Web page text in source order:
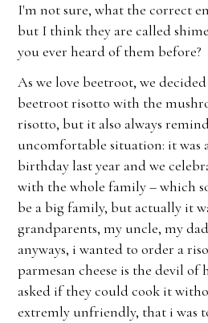
I'm not sure, what the correct
but I think they are called
you ever heard of them before?
As we love beetroot, we
beetroot risotto with the
risotto, but it also always
uncomfortable situation: it was
birthday last year and we
with the whole family – which
be a big family, but actually it
grandparents, my uncle, my
anyways, i wanted to order a
parmesan cheese is the devil
asked if they could cook it
extremly unfriendly, that i was